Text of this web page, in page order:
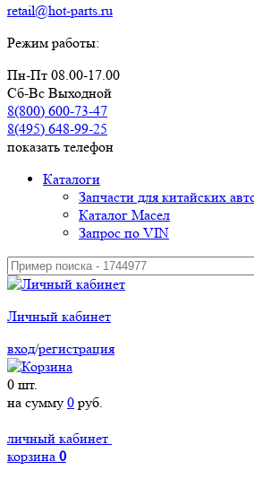
retail@hot-parts.ru
Режим работы:
Пн-Пт 08.00-17.00
Сб-Вс Выходной
8(800) 600-73-47
8(495) 648-99-25
показать телефон
Каталоги
Запчасти для китайских
Каталог Масел
Запрос по VIN
Личный кабинет
вход/регистрация
0 шт.
на сумму 0 руб.
личный кабинет
корзина 0